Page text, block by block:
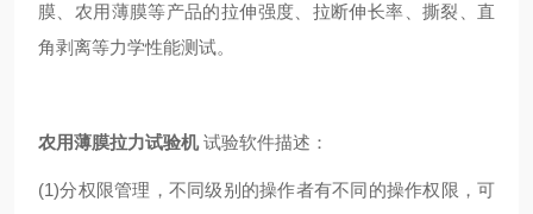
膜、农用薄膜等产品的拉伸强度、拉断伸长率、撕裂、直
角剥离等力学性能测试。
农用薄膜拉力试验机 试验软件描述：
(1)分权限管理，不同级别的操作者有不同的操作权限，可